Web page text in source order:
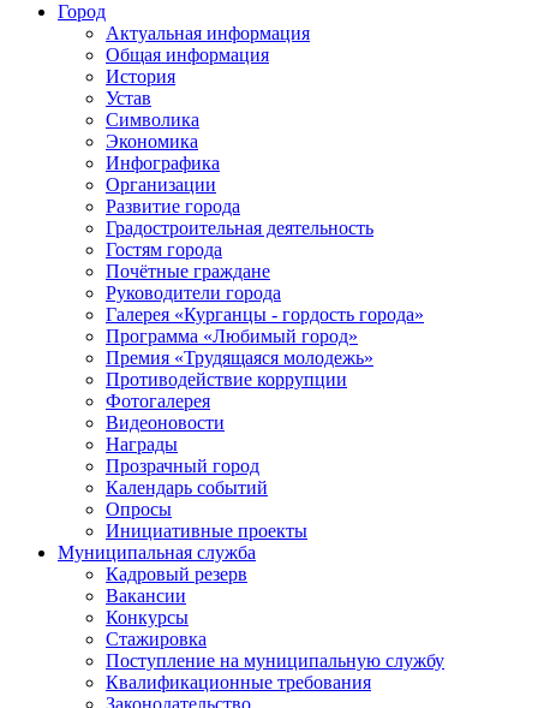
Город
Актуальная информация
Общая информация
История
Устав
Символика
Экономика
Инфографика
Организации
Развитие города
Градостроительная деятельность
Гостям города
Почётные граждане
Руководители города
Галерея «Курганцы - гордость города»
Программа «Любимый город»
Премия «Трудящаяся молодежь»
Противодействие коррупции
Фотогалерея
Видеоновости
Награды
Прозрачный город
Календарь событий
Опросы
Инициативные проекты
Муниципальная служба
Кадровый резерв
Вакансии
Конкурсы
Стажировка
Поступление на муниципальную службу
Квалификационные требования
Законодательство